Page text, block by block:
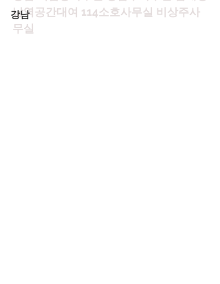
강남
남역공간대여 114소호사무실 비상주사
무실